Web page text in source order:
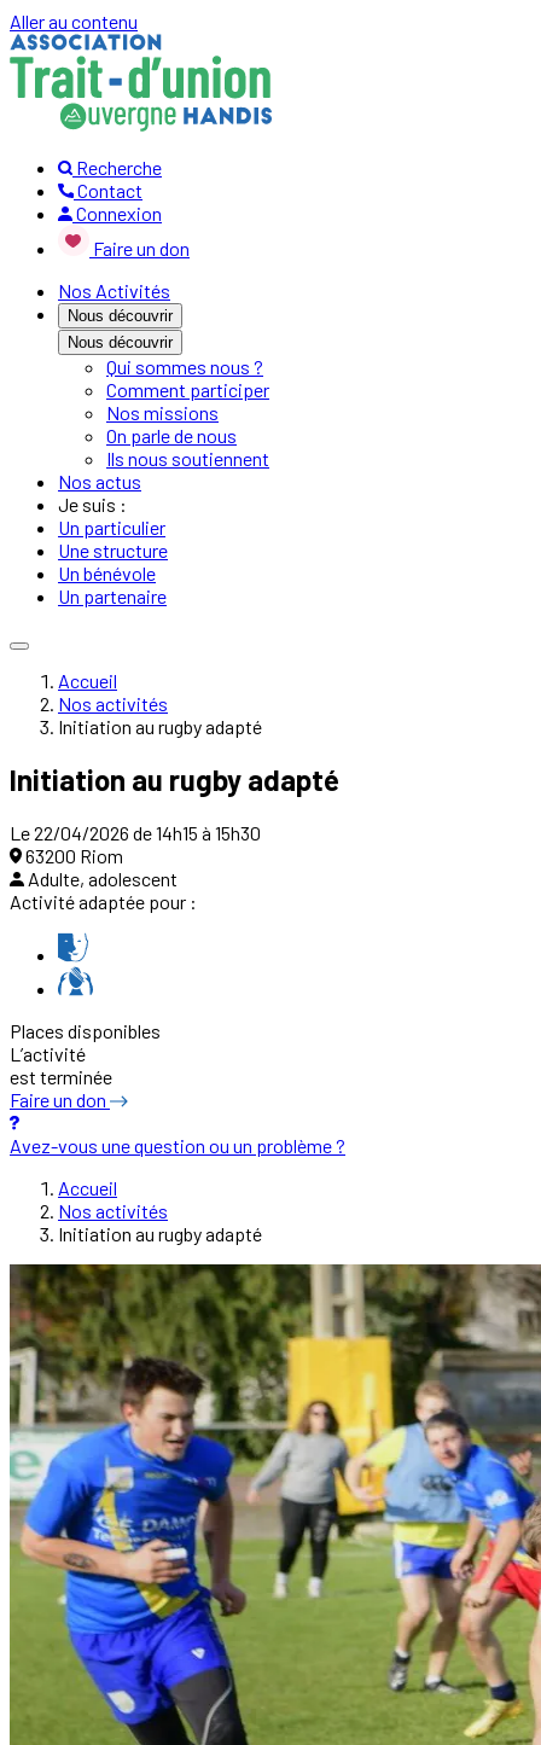
Aller au contenu
Recherche
Contact
Connexion
Faire un don
Nos Activités
Nous découvrir
Nous découvrir
Qui sommes nous ?
Comment participer
Nos missions
On parle de nous
Ils nous soutiennent
Nos actus
Je suis :
Un particulier
Une structure
Un bénévole
Un partenaire
Accueil
Nos activités
Initiation au rugby adapté
Initiation au rugby adapté
Le 22/04/2026 de 14h15 à 15h30
63200 Riom
Adulte, adolescent
Activité adaptée pour :
Places disponibles
L’activité
est terminée
Faire un don
Avez-vous une question ou un problème ?
Accueil
Nos activités
Initiation au rugby adapté